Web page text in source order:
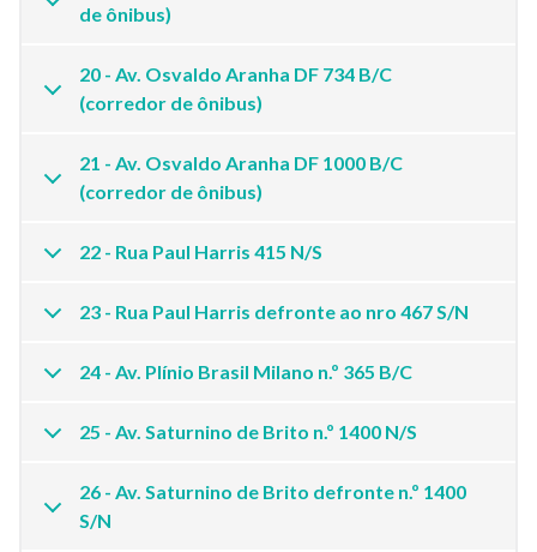
de ônibus)
20 - Av. Osvaldo Aranha DF 734 B/C
(corredor de ônibus)
21 - Av. Osvaldo Aranha DF 1000 B/C
(corredor de ônibus)
22 - Rua Paul Harris 415 N/S
23 - Rua Paul Harris defronte ao nro 467 S/N
24 - Av. Plínio Brasil Milano n.º 365 B/C
25 - Av. Saturnino de Brito n.º 1400 N/S
26 - Av. Saturnino de Brito defronte n.º 1400
S/N